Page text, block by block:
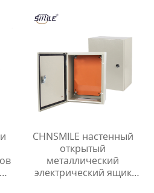
CHNSMILE настенный
открытый
металлический
электрический ящик